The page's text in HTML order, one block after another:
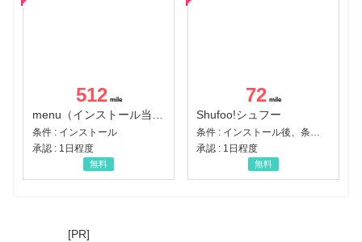
512
条件 : インストール
承認 : 1日程度
無料
72
Shufoo!シュフー
承認 : 1日程度
無料
[PR]